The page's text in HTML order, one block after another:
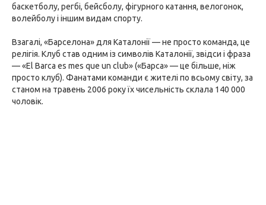
баскетболу, регбі, бейсболу, фігурного катання, велогонок,
волейболу і іншим видам спорту.
Взагалі, «Барселона» для Каталонії — не просто команда, це
релігія. Клуб став одним із символів Каталонії, звідси і фраза
— «El Barca es mes que un club» («Барса» — це більше, ніж
просто клуб). Фанатами команди є жителі по всьому світу, за
станом на травень 2006 року їх чисельність склала 140 000
чоловік.